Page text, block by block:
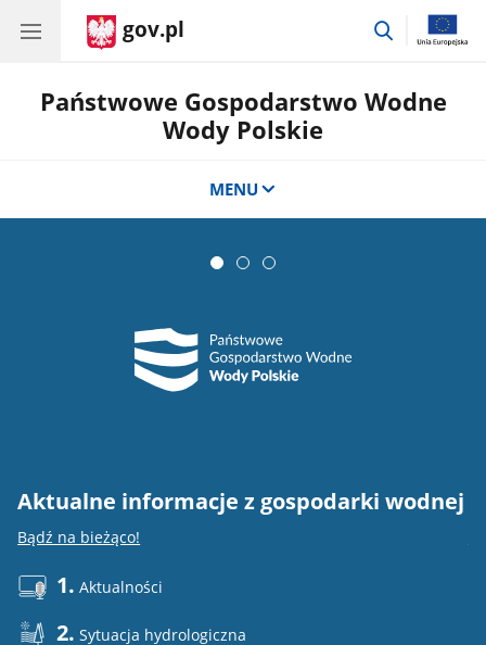
gov.pl
przejdź
Państwowe Gospodarstwo Wodne
Wody Polskie
MENU
Aktualne informacje z gospodarki wodnej
Bądź na bieżąco!
1. Aktualności
2. Sytuacja hydrologiczna